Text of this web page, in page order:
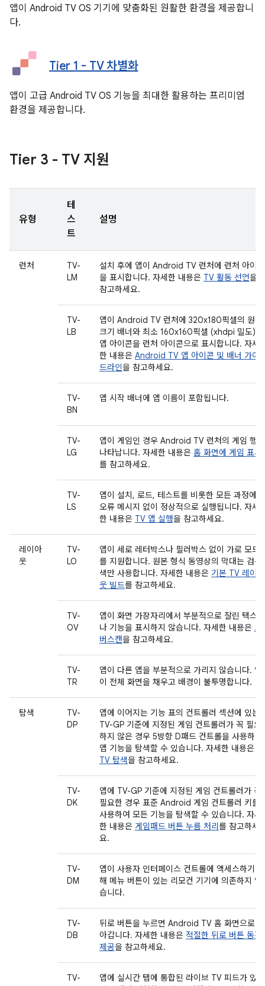
앱이 Android TV OS 기기에 맞춤화된 원활한 환경을 제공합니
다.
Tier 1 - TV 차별화
앱이 고급 Android TV OS 기능을 최대한 활용하는 프리미엄
환경을 제공합니다.
Tier 3 - TV 지원
유형
테
스
트
설명
런처
TV-
LM
설치 후에 앱이 Android TV 런처에 런처 아이콘
을 표시합니다. 자세한 내용은 TV 활동 선언을
참고하세요.
TV-
LB
앱이 Android TV 런처에 320x180픽셀의 원본
크기 배너와 최소 160x160픽셀 (xhdpi 밀도)의
앱 아이콘을 런처 아이콘으로 표시합니다. 자세
한 내용은 Android TV 앱 아이콘 및 배너 가이
드라인을 참고하세요.
TV-
BN
앱 시작 배너에 앱 이름이 포함됩니다.
TV-
LG
앱이 게임인 경우 Android TV 런처의 게임 행에
나타납니다. 자세한 내용은 홈 화면에 게임 표시
를 참고하세요.
TV-
LS
앱이 설치, 로드, 테스트를 비롯한 모든 과정에서
오류 메시지 없이 정상적으로 실행됩니다. 자세
한 내용은 TV 앱 실행을 참고하세요.
레이아
웃
TV-
LO
앱이 세로 레터박스나 필러박스 없이 가로 모드
를 지원합니다. 원본 형식 동영상의 막대는 검은
색만 사용합니다. 자세한 내용은 기본 TV 레이아
웃 빌드를 참고하세요.
TV-
OV
앱이 화면 가장자리에서 부분적으로 잘린 텍스트
나 기능을 표시하지 않습니다. 자세한 내용은 오
버스캔을 참고하세요.
TV-
TR
앱이 다른 앱을 부분적으로 가리지 않습니다. 앱
이 전체 화면을 채우고 배경이 불투명합니다.
탐색
TV-
DP
앱에 이어지는 기능 표의 컨트롤러 섹션에 있는
TV-GP 기준에 지정된 게임 컨트롤러가 꼭 필요
하지 않은 경우 5방향 D패드 컨트롤을 사용하여
앱 기능을 탐색할 수 있습니다. 자세한 내용은
TV 탐색을 참고하세요.
TV-
DK
앱에 TV-GP 기준에 지정된 게임 컨트롤러가 꼭
필요한 경우 표준 Android 게임 컨트롤러 키를
사용하여 모든 기능을 탐색할 수 있습니다. 자세
한 내용은 게임패드 버튼 누름 처리를 참고하세
요.
TV-
DM
앱이 사용자 인터페이스 컨트롤에 액세스하기 위
해 메뉴 버튼이 있는 리모컨 기기에 의존하지 않
습니다.
TV-
DB
뒤로 버튼을 누르면 Android TV 홈 화면으로 돌
아갑니다. 자세한 내용은 적절한 뒤로 버튼 동작
제공을 참고하세요.
TV-
앱에 실시간 탭에 통합된 라이브 TV 피드가 있는